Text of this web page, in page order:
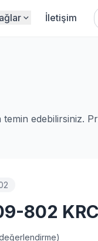
İletişim
temin edebilirsiniz.
802